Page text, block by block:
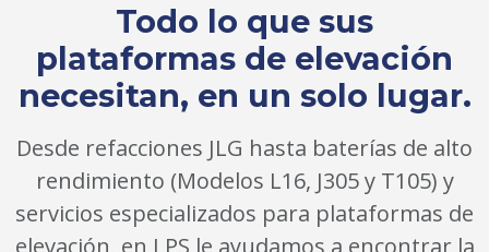
Todo lo que sus
plataformas de elevación
necesitan, en un solo lugar.
Desde refacciones JLG hasta baterías de alto
rendimiento (Modelos L16, J305 y T105) y
servicios especializados para plataformas de
elevación, en LPS le ayudamos a encontrar la